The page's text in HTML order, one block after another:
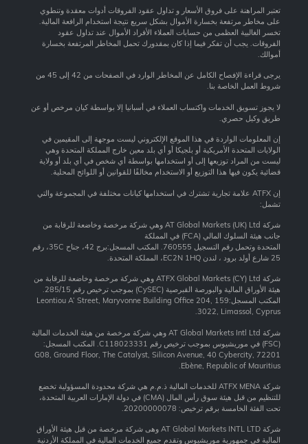
تعتبر المراهنة على فروق الأسعار و تداول عقود الفروقات أدوات معقدة وتنطوي
على مخاطر مرتفعة بخسارة الأموال بشكل سريع نتيجة استخدام الرافعة المالية.
تخسر الغالبية العظمى من حسابات العملاء الأفراد الأموال عند تداول عقود
الفروقات. يجب أن تفكر فيما إذا كان بمقدورك تحمل المخاطر المرتفعة بخسارة
أموالك.
يرجى قراءة الإفصاح الكامل عن المخاطر الوارد في الصفحات من 42 إلى 45 من
شروط العمل الخاصة بنا.
لا يجوز تسويق الخدمات واكتساب العملاء في أسبانيا إلا بواسطة كيان مرخص أو عن
طريق وكيل حصري.
إن المعلومات الواردة في هذا الموقع الإلكتروني ليست موجهة إلى المقيمين في
الولايات المتحدة الأمريكية أو بلجيكا أو أي بلد معين خارج المملكة المتحدة وهي
ليست من المراد توزيعها إلى أو استخدامها بواسطة أي شخص في أي بلد أو ولاية
قضائية يكون فيها هذا التوزيع أو الاستخدام مخالفًا للقوانين أو اللوائح المحلية.
إن ATFX علامة تجارية تشترك في استخدامها كيانات مختلفة في المجموعة والتي
تشمل:
شركة AT Global Markets (UK) Ltd وهي شركة مرخصة وخاضعة للرقابة من
جانب هيئة السلوك المالي (FCA) في المملكة
المتحدة وتحمل رقم التسجيل 760555. المكتب المسجل:برج 42، جناح 35C، رقم
25 شارع أولد برود ، لندن EC2N 1HQ، المملكة المتحدة.
شركة ATFX Global Markets (CY) Ltd وهي شركة مرخصة وخاضعة للرقابة من
هيئة الأوراق المالية والبورصة القبرصية (CySEC) بموجب ترخيص رقم 285/15.
المكتب المسجل:159 Leontiou A’ Street, Maryvonne Building Office 204,
3022, Limassol, Cyprus.
شركة AT Global Markets Intl Ltd وهي شركة مرخصة من هيئة الخدمات المالية
(FSC) في موريشيوس بموجب ترخيص رقم C118023331. المكتب المسجل:
G08, Ground Floor, The Catalyst, Silicon Avenue, 40 Cybercity, 72201
Ebène, Republic of Mauritius.
شركة ATFX MENA للخدمات المالية ذ.م.م هي شركة محدودة المسؤولية تخضع
للتنظيم من قبل هيئة سوق رأس المال (CMA) في دولة الإمارات العربية المتحدة،
تحت الفئة الخامسة برقم ترخيص: 20200000078.
شركة AT Global Markets INTL LTD وهى شركة مرخصة من قبل هيئة الأوراق
المالية فى جمهورية موريشيوس وتقدم جميع الخدمات المالية فى المملكة الأردنية